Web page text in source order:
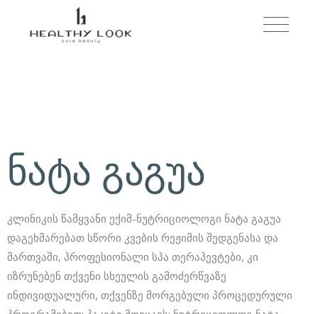
ნატა გაგუა
კლინიკის წამყვანი ექიმ-ნუტრიციოლოგი ნატა გაგუა
დაგეხმარებათ სწორი კვების რეჟიმის შედგენასა და
მართვაში, პროფესიონალი სპა თერაპევტები, კი
იზრუნებენ თქვენი სხეულის გამოძერწვაზე
ინდივიდუალური, თქვენზე მორგებული პროცედურული